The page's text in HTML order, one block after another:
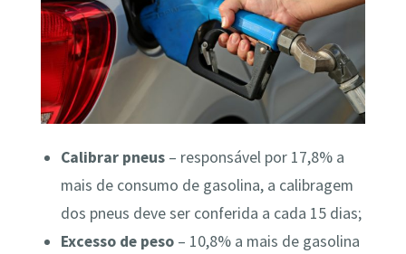
Calibrar pneus – responsável por 17,8% a
mais de consumo de gasolina, a calibragem
dos pneus deve ser conferida a cada 15 dias;
Excesso de peso – 10,8% a mais de gasolina